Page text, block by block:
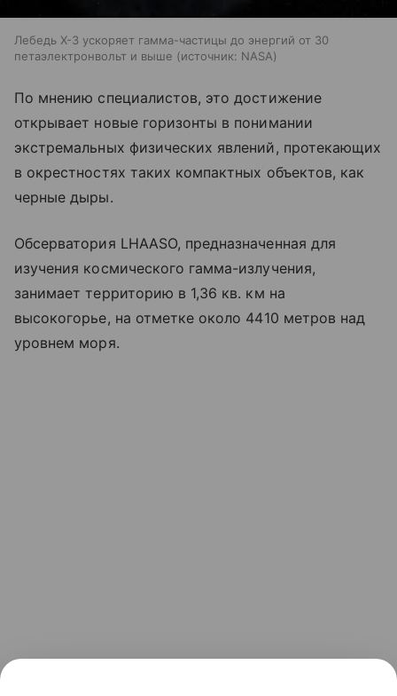
Лебедь X-3 ускоряет гамма-частицы до энергий от 30
петаэлектронвольт и выше
источник: NASA
По мнению специалистов, это достижение
открывает новые горизонты в понимании
экстремальных физических явлений, протекающих
в окрестностях таких компактных объектов, как
черные дыры.
Обсерватория LHAASO, предназначенная для
изучения космического гамма-излучения,
занимает территорию в 1,36 кв. км на
высокогорье, на отметке около 4410 метров над
уровнем моря.